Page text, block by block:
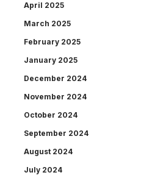
April 2025
March 2025
February 2025
January 2025
December 2024
November 2024
October 2024
September 2024
August 2024
July 2024